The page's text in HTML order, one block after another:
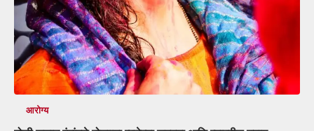
आरोग्य